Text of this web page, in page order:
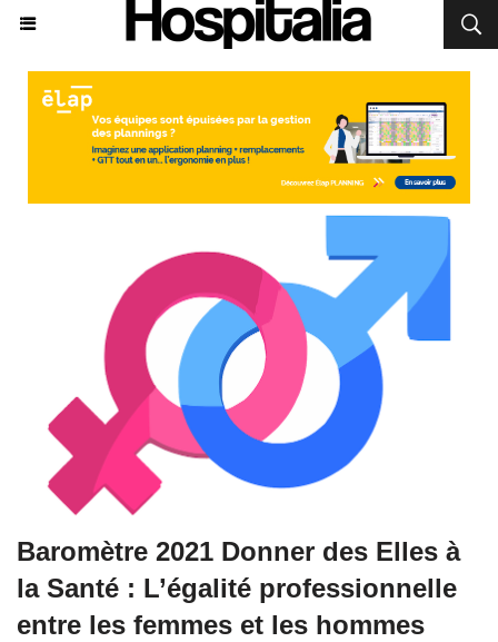
Baromètre 2021 Donner des Elles à
la Santé : L’égalité professionnelle
entre les femmes et les hommes